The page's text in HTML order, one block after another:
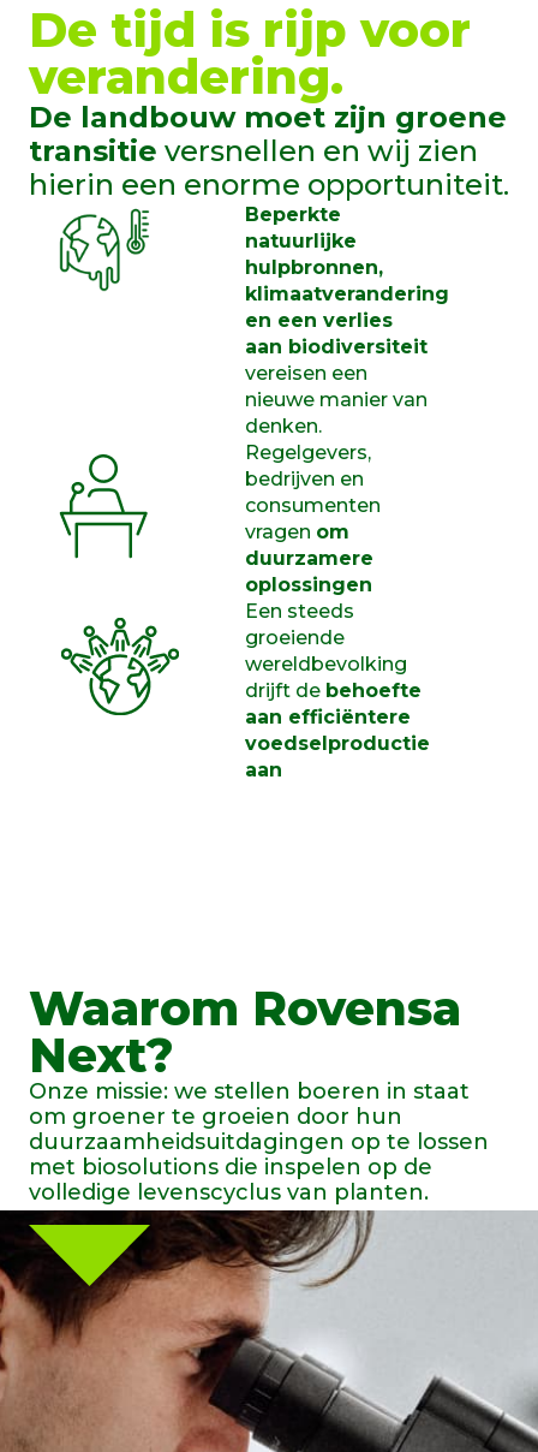
De tijd is rijp voor
verandering.
De landbouw moet zijn groene
transitie versnellen en wij zien
hierin een enorme opportuniteit.
Beperkte
natuurlijke
hulpbronnen,
klimaatverandering
en een verlies
aan biodiversiteit
vereisen een
nieuwe manier van
denken.
Regelgevers,
bedrijven en
consumenten
vragen om
duurzamere
oplossingen
Een steeds
groeiende
wereldbevolking
drijft de behoefte
aan efficiëntere
voedselproductie
aan
Waarom Rovensa
Next?
Onze missie: we stellen boeren in staat
om groener te groeien door hun
duurzaamheidsuitdagingen op te lossen
met biosolutions die inspelen op de
volledige levenscyclus van planten.